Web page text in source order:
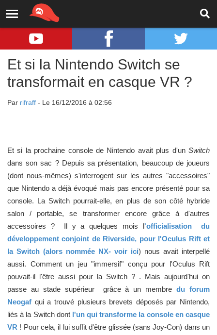
Et si la Nintendo Switch se
transformait en casque VR ?
Par rifraff - Le 16/12/2016 à 02:56
Et si la prochaine console de Nintendo avait plus d'un Switch
dans son sac ? Depuis sa présentation, beaucoup de joueurs
(dont nous-mêmes) s'interrogent sur les autres "accessoires"
que Nintendo a déjà évoqué mais pas encore présenté pour sa
console. La Switch pourrait-elle, en plus de son côté hybride
salon / portable, se transformer encore grâce à d'autres
accessoires ? Il y a quelques mois l'officialisation du
développement conjoint de Riverside, pour l'Oculus Rift et
la Switch (alors nommée NX- voir ici) nous avait interpellé
aussi. Comment un jeu "immersif" conçu pour l'Oculus Rift
pouvait-il l'être aussi pour la Switch ? . Mais aujourd'hui on
passe au stade supérieur grâce à un membre du forum
Neogaf qui a trouvé plusieurs brevets déposés par Nintendo,
liés à la Switch dontl'un qui transforme la console en casque
VR ! Pour cela, il lui suffit d'être glissée (sans Joy-Con) dans un